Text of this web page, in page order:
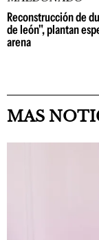
Reconstrucción de
de león", plantan
arena
MAS